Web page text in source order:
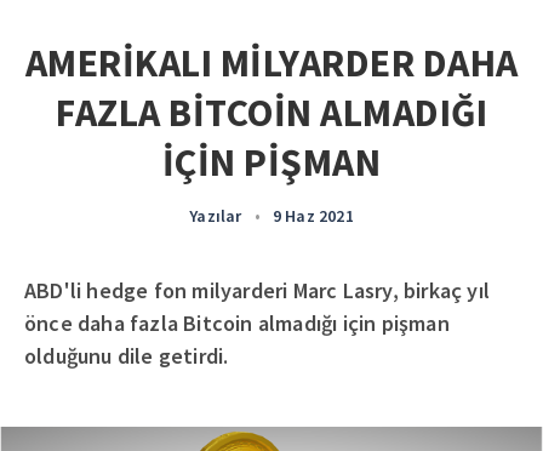
AMERİKALI MİLYARDER DAHA
FAZLA BİTCOİN ALMADIĞI
İÇİN PİŞMAN
Yazılar • 9 Haz 2021
ABD'li hedge fon milyarderi Marc Lasry, birkaç yıl
önce daha fazla Bitcoin almadığı için pişman
olduğunu dile getirdi.